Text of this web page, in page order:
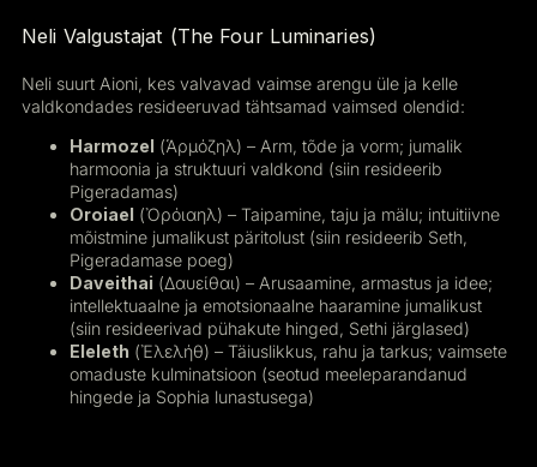
Neli Valgustajat (The Four Luminaries)
Neli suurt Aioni, kes valvavad vaimse arengu üle ja kelle
valdkondades resideeruvad tähtsamad vaimsed olendid:
Harmozel (Ἁρμόζηλ) – Arm, tõde ja vorm; jumalik
harmoonia ja struktuuri valdkond (siin resideerib
Pigeradamas)
Oroiael (Ὀρόιαηλ) – Taipamine, taju ja mälu; intuitiivne
mõistmine jumalikust päritolust (siin resideerib Seth,
Pigeradamase poeg)
Daveithai (Δαυείθαι) – Arusaamine, armastus ja idee;
intellektuaalne ja emotsionaalne haaramine jumalikust
(siin resideerivad pühakute hinged, Sethi järglased)
Eleleth (Ἐλελήθ) – Täiuslikkus, rahu ja tarkus; vaimsete
omaduste kulminatsioon (seotud meeleparandanud
hingede ja Sophia lunastusega)